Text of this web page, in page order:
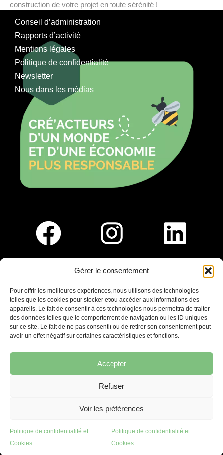
Gérer le consentement
Pour offrir les meilleures expériences, nous utilisons des technologies
telles que les cookies pour stocker et/ou accéder aux informations des
appareils. Le fait de consentir à ces technologies nous permettra de traiter
des données telles que le comportement de navigation ou les ID uniques
sur ce site. Le fait de ne pas consentir ou de retirer son consentement peut
avoir un effet négatif sur certaines caractéristiques et fonctions.
Accepter
Refuser
Voir les préférences
Politique de confidentialité et
Cookies
Politique de confidentialité et
Cookies
construction de votre projet en toute sérénité !
Conseil d’administration
Rapports d’activité
Mentions légales
Politique de confidentialité
Newsletter
Nous dans les médias
Saint-Germain-En-Laye
Ligne R2-Nord
Tramway T13
20mins à pied du RER A